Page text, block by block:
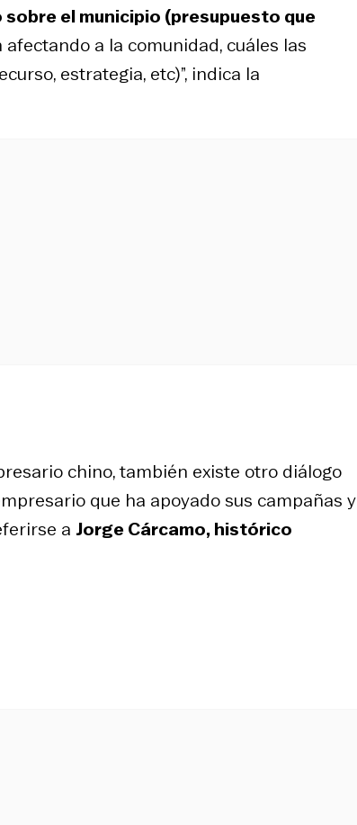
el municipio (presupuesto que
a la comunidad, cuáles las
estrategia, etc)”, indica la
chino, también existe otro diálogo
que ha apoyado sus campañas y
a Jorge Cárcamo, histórico